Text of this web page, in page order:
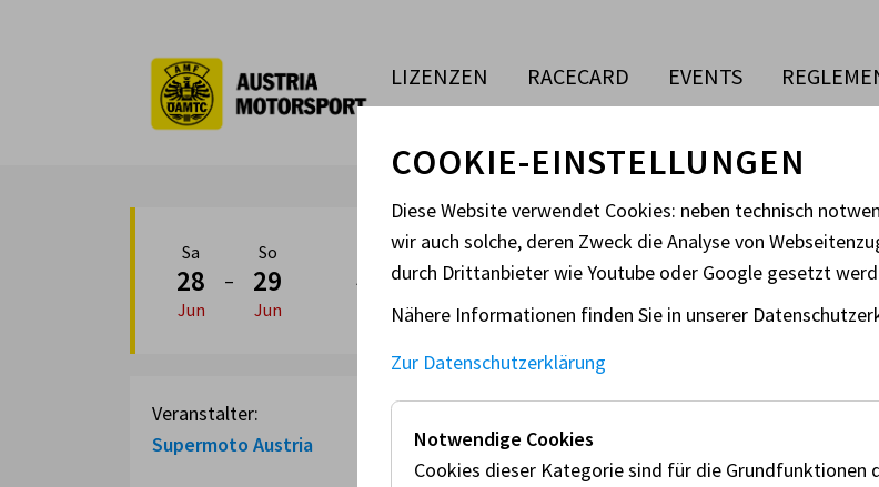
LIZENZEN RACECARD EVENTS
Sa
28
Jun
–
So
29
Jun
SUPERMOTO G-CUP RENNEN 3
Veranstalter:
Supermoto Austria
Stehrer Renate
COOKIE-EINSTELLUNGEN
Diese Website verwendet Cookies: neben technisch
wir auch solche, deren Zweck die Analyse von
durch Drittanbieter wie Youtube oder Google gesetzt
Nähere Informationen finden Sie in unserer
Zur Datenschutzerklärung
Notwendige Cookies
Cookies dieser Kategorie sind für die Grundfunktionen